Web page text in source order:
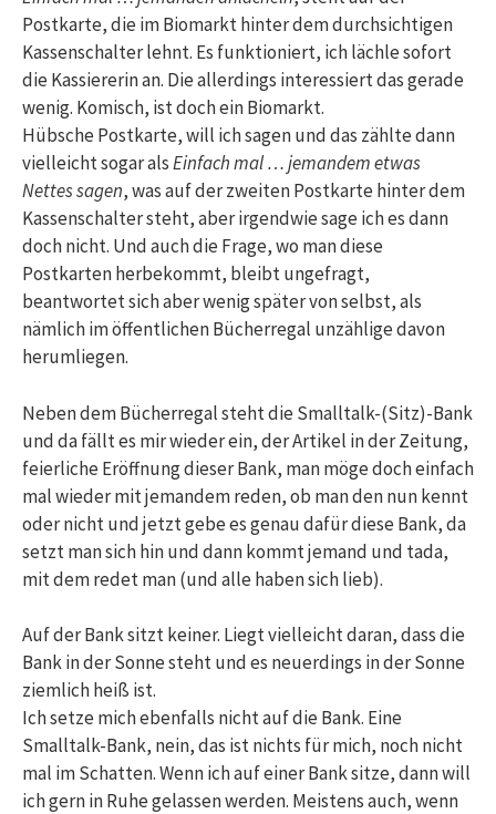
Postkarte, die im Biomarkt hinter dem durchsichtigen
Kassenschalter lehnt. Es funktioniert, ich lächle sofort
die Kassiererin an. Die allerdings interessiert das gerade
wenig. Komisch, ist doch ein Biomarkt.
Hübsche Postkarte, will ich sagen und das zählte dann
vielleicht sogar alsEinfach mal … jemandem etwas
Nettes sagen, was auf der zweiten Postkarte hinter dem
Kassenschalter steht, aber irgendwie sage ich es dann
doch nicht. Und auch die Frage, wo man diese
Postkarten herbekommt, bleibt ungefragt,
beantwortet sich aber wenig später von selbst, als
nämlich im öffentlichen Bücherregal unzählige davon
herumliegen.
Neben dem Bücherregal steht die Smalltalk-(Sitz)-Bank
und da fällt es mir wieder ein, der Artikel in der Zeitung,
feierliche Eröffnung dieser Bank, man möge doch einfach
mal wieder mit jemandem reden, ob man den nun kennt
oder nicht und jetzt gebe es genau dafür diese Bank, da
setzt man sich hin und dann kommt jemand und tada,
mit dem redet man (und alle haben sich lieb).
Auf der Bank sitzt keiner. Liegt vielleicht daran, dass die
Bank in der Sonne steht und es neuerdings in der Sonne
ziemlich heiß ist.
Ich setze mich ebenfalls nicht auf die Bank. Eine
Smalltalk-Bank, nein, das ist nichts für mich, noch nicht
mal im Schatten. Wenn ich auf einer Bank sitze, dann will
ich gern in Ruhe gelassen werden. Meistens auch, wenn